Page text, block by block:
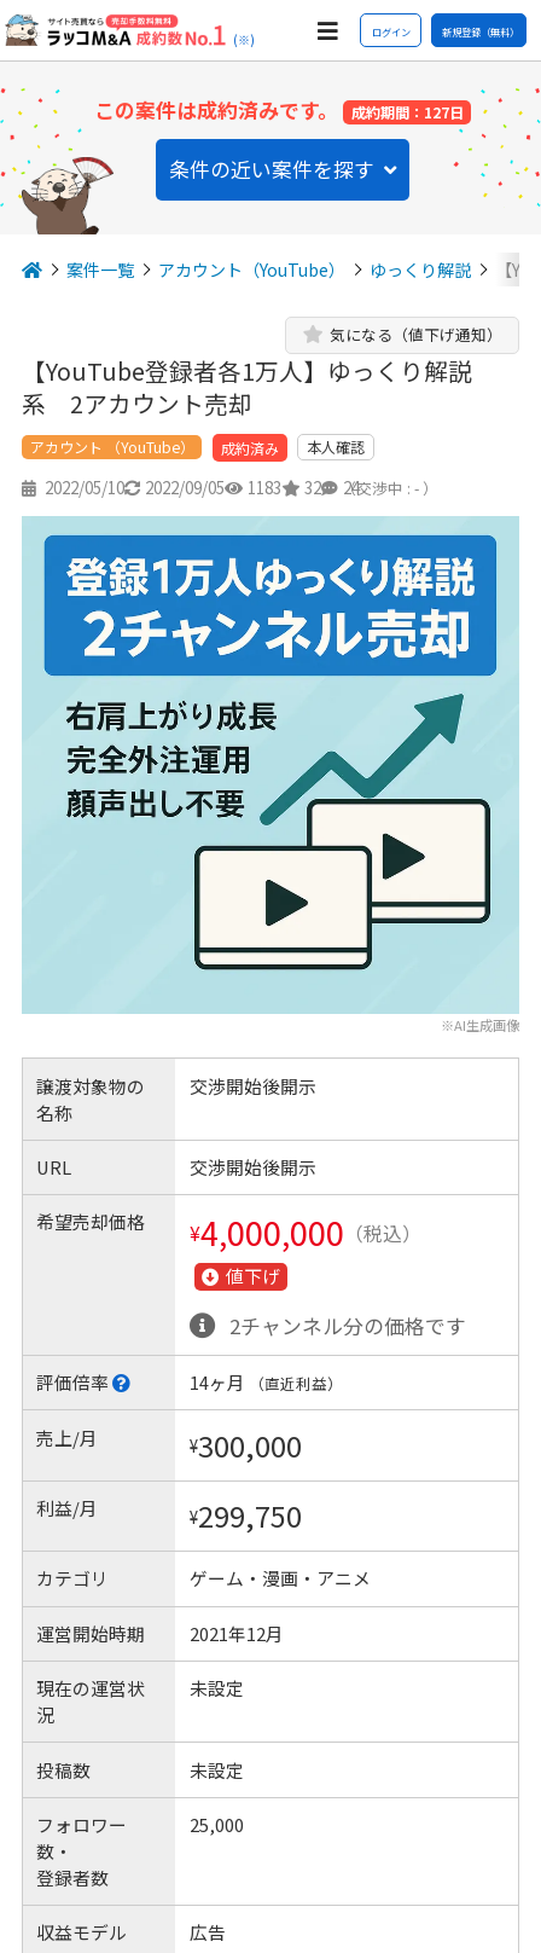
(※) ログイン 新規登録（無料）
この案件は成約済みです。 成約期間：127日
条件の近い案件を探す
案件一覧 アカウント（YouTube） ゆっくり解説 【
【YouTube登録者各1万人】ゆっくり解説
系 2アカウント売却
気になる（値下げ通知）
アカウント （YouTube） 成約済み 本人確認
2022/05/10 2022/09/05 1183 32 24
（交渉中 : - ）
※AI生成画像
譲渡対象物の
名称
交渉開始後開示
URL 交渉開始後開示
希望売却価格 ¥4,000,000 （税込）
値下げ
2チャンネル分の価格です
評価倍率 14ヶ月 （直近利益）
売上/月 ¥300,000
利益/月 ¥299,750
カテゴリ ゲーム・漫画・アニメ
運営開始時期 2021年12月
現在の運営状
況
未設定
投稿数 未設定
フォロワー
数・
登録者数
25,000
収益モデル 広告